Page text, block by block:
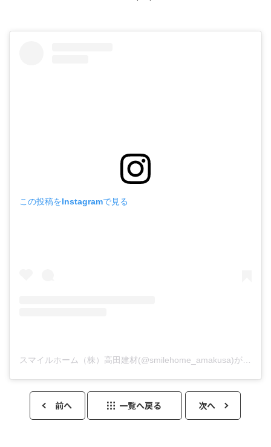
この投稿をInstagramで見る
スマイルホーム（株）高田建材(@smilehome_amakusa)がシェアした投稿
前へ 一覧へ戻る 次へ